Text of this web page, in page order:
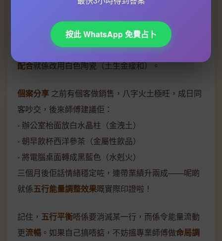
星「五黃」位在西北（屬金），如果呢個方位堆滿金
屬物品，可能加劇金過旺問題，簡單嘅五行能量調整
配合就係改用白色陶瓷（土生金緩和）。
個案分享 之前有個客做銷售，八字火土極旺，成日同
客吵交，後來師傅建議佢：
- 辦公室枱面放白水晶柱（金洩土）
- 朝早飲杯西洋參茶（金屬性飲品）
- 將電腦桌面轉成黑藍色（水剋火）
三個月後佢話情緒穩定咗，連帶業績升兩成——呢啲
就係五行能量調整效果嘅實際印證啦！
記住， 五行平衡唔係要消滅某一行，而係令能量流動
更流暢 。如果自己搞唔掂，不妨搵專業師傅做命局調
按此 WhatsApp 免費占卜